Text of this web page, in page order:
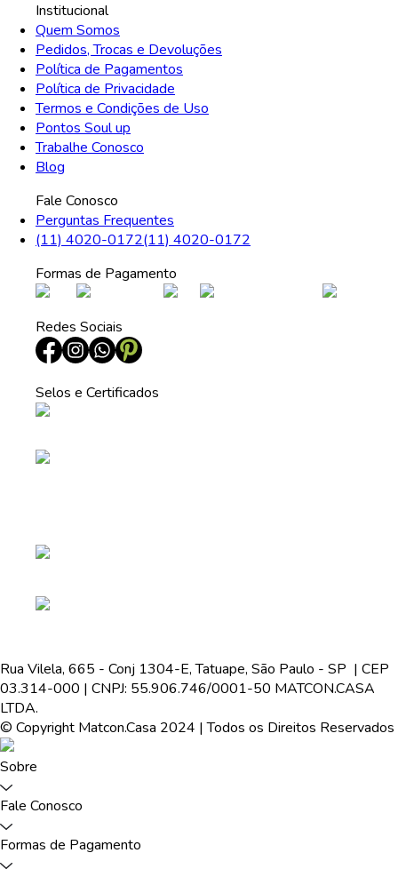
Institucional
Quem Somos
Pedidos, Trocas e Devoluções
Política de Pagamentos
Política de Privacidade
Termos e Condições de Uso
Pontos Soul up
Trabalhe Conosco
Blog
Fale Conosco
Perguntas Frequentes
(11) 4020-0172(11) 4020-0172
Formas de Pagamento
Redes Sociais
Selos e Certificados
Rua Vilela, 665 - Conj 1304-E, Tatuape, São Paulo - SP | CEP
03.314-000 | CNPJ: 55.906.746/0001-50 MATCON.CASA
LTDA.
© Copyright Matcon.Casa 2024 | Todos os Direitos Reservados
Sobre
Fale Conosco
Formas de Pagamento